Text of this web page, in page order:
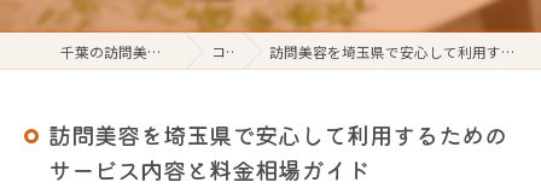
千葉の訪問美容なら訪問理美容visit コラム 訪問美容を埼玉県で安心して利用するためのサービス内容と料金相場ガイド
訪問美容を埼玉県で安心して利用するための
サービス内容と料金相場ガイド